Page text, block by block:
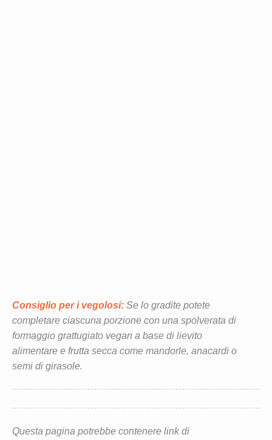
Consiglio per i vegolosi: Se lo gradite potete
completare ciascuna porzione con una spolverata di
formaggio grattugiato vegan a base di lievito
alimentare e frutta secca come mandorle, anacardi o
semi di girasole.
Questa pagina potrebbe contenere link di